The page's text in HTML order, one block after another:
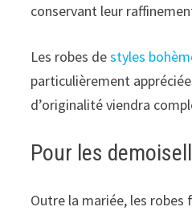
conservant leur
Les robes destyles
particulièrement
d’originalité viendra
Pour les
Outre la mariée, les